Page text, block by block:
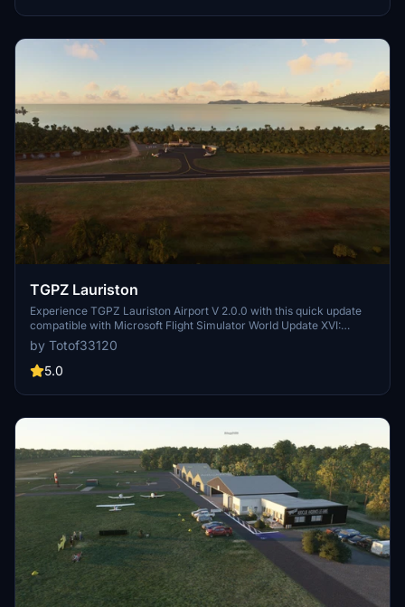
TGPZ Lauriston
Experience TGPZ Lauriston Airport V 2.0.0 with this quick update
compatible with Microsoft Flight Simulator World Update XVI:
Caribbean. This add-on features animated boat, flag, and character
elements. Make sure to install the required libraries for an
enhanced experience. Dont miss out on this latest version!
by Totof33120
5.0